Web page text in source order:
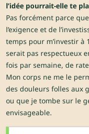
l’idée pourrait-elle te
Pas forcément parce
l’exigence et de
temps pour m’investir à
serait pas respectueux
fois par semaine, de
Mon corps ne me le
des douleurs folles aux
ou que je tombe sur le
envisageable.